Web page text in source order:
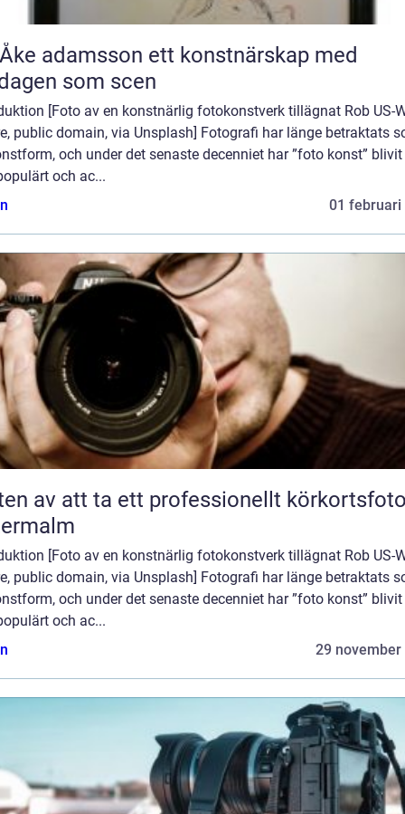
ett konstnärskap med
som scen
[Foto av en konstnärlig fotokonstverk tillägnat Rob US-
public domain, via Unsplash] Fotografi har länge betraktats
och under det senaste decenniet har ”foto konst”
och ac...
01 februari
av att ta ett professionellt
[Foto av en konstnärlig fotokonstverk tillägnat Rob US-
public domain, via Unsplash] Fotografi har länge betraktats
och under det senaste decenniet har ”foto konst”
och ac...
29 november